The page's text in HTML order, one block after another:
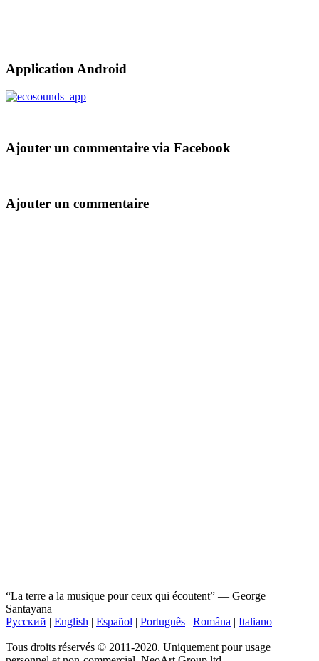
Application Android
Ajouter un commentaire via Facebook
Ajouter un commentaire
“La terre a la musique pour ceux qui écoutent” ― George
Santayana
Русский | English | Español | Português | Româna | Italiano
Tous droits réservés © 2011-2020. Uniquement pour usage